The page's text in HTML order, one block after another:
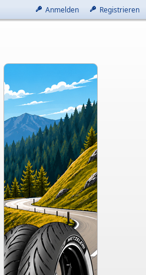
Anmelden Registrieren